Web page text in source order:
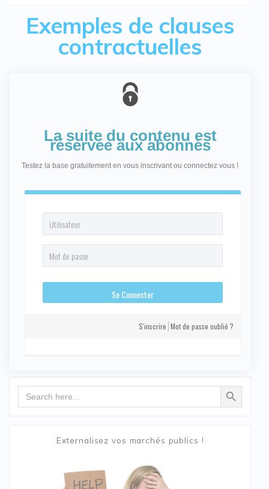
Exemples de clauses
contractuelles
La suite du contenu est
réservée aux abonnés
Testez la base gratuitement en vous inscrivant ou connectez vous !
S'inscrire Mot de passe oublié ?
Search Search Button
Externalisez vos marchés publics !